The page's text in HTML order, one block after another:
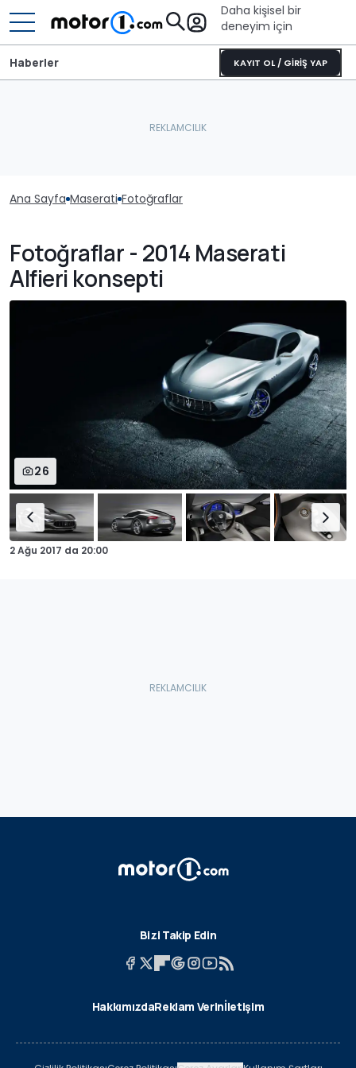
Daha kişisel bir
deneyim için
KAYIT OL / GİRİŞ YAP
Haberler
Ana Sayfa Maserati Fotoğraflar
Fotoğraflar - 2014 Maserati
Alfieri konsepti
26
2 Ağu 2017 da 20:00
Bizi Takip Edin
HakkımızdaReklam Verinİletişim